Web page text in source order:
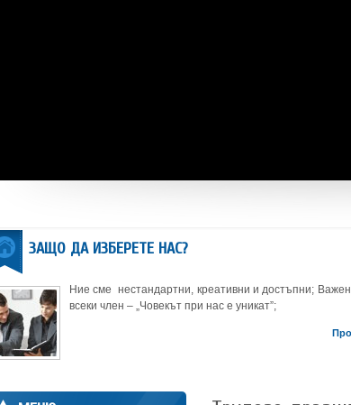
ЗАЩО ДА ИЗБЕРЕТЕ НАС?
Ние сме нестандартни, креативни и достъпни;
всеки член – „Човекът при нас е уникат”;